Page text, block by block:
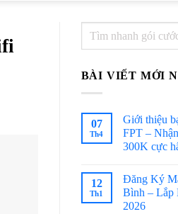
BÀI VIẾT MỚI
07
Th4
Giới thiệu
FPT –
300K cực
12
Th1
Đăng Ký
Bình – Lắp
2026